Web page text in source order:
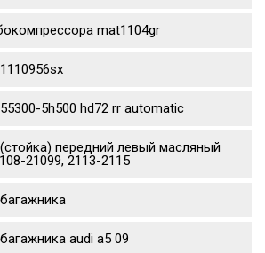
mat1104gr
5h500 hd72 rr automatic
передний левый масляный
21099, 2113-2115
audi a5 09